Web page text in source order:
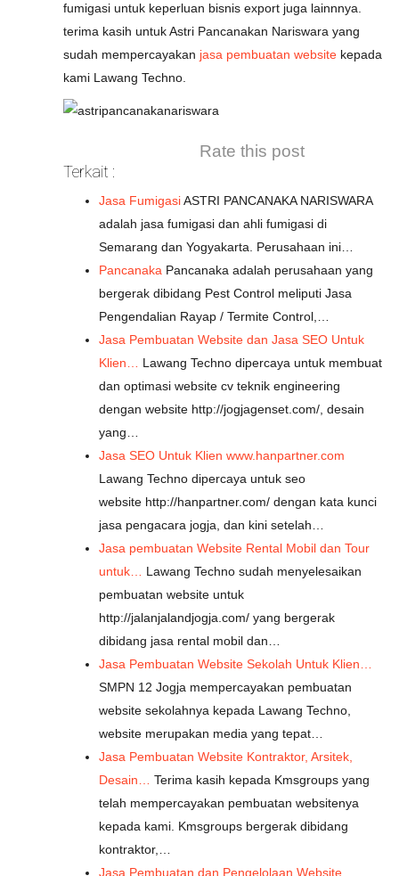
fumigasi untuk keperluan bisnis export juga lainnnya.
terima kasih untuk Astri Pancanakan Nariswara yang
sudah mempercayakan jasa pembuatan website kepada
kami Lawang Techno.
Rate this post
Terkait :
Jasa FumigasiASTRI PANCANAKA NARISWARA
adalah jasa fumigasi dan ahli fumigasi di
Semarang dan Yogyakarta. Perusahaan ini…
Pancanaka Pancanaka adalah perusahaan yang
bergerak dibidang Pest Control meliputi Jasa
Pengendalian Rayap / Termite Control,…
Jasa Pembuatan Website dan Jasa SEO Untuk
Klien… Lawang Techno dipercaya untuk membuat
dan optimasi website cv teknik engineering
dengan website http://jogjagenset.com/, desain
yang…
Jasa SEO Untuk Klien www.hanpartner.com
Lawang Techno dipercaya untuk seo
website http://hanpartner.com/ dengan kata kunci
jasa pengacara jogja, dan kini setelah…
Jasa pembuatan Website Rental Mobil dan Tour
untuk… Lawang Techno sudah menyelesaikan
pembuatan website untuk
http://jalanjalandjogja.com/ yang bergerak
dibidang jasa rental mobil dan…
Jasa Pembuatan Website Sekolah Untuk Klien…
SMPN 12 Jogja mempercayakan pembuatan
website sekolahnya kepada Lawang Techno,
website merupakan media yang tepat…
Jasa Pembuatan Website Kontraktor, Arsitek,
Desain… Terima kasih kepada Kmsgroups yang
telah mempercayakan pembuatan websitenya
kepada kami. Kmsgroups bergerak dibidang
kontraktor,…
Jasa Pembuatan dan Pengelolaan Website